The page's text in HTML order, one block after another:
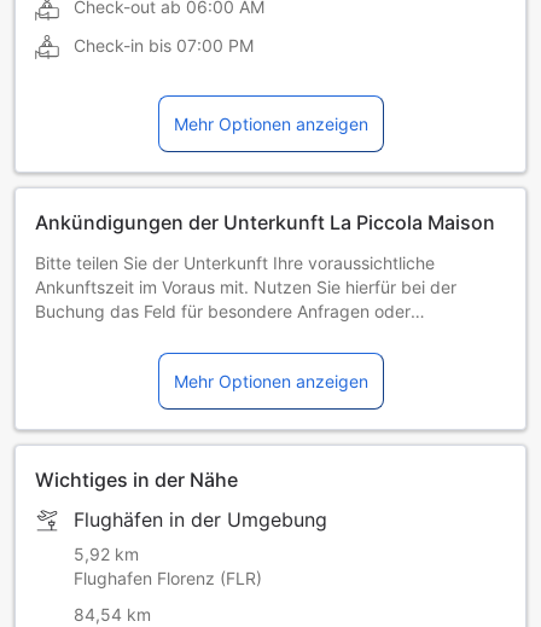
Check-out ab 06:00 AM
Check-in bis 07:00 PM
Mehr Optionen anzeigen
Ankündigungen der Unterkunft La Piccola Maison
Bitte teilen Sie der Unterkunft Ihre voraussichtliche
Ankunftszeit im Voraus mit. Nutzen Sie hierfür bei der
Buchung das Feld für besondere Anfragen oder
sind weder Junggesellen-/Junggesellinnenabschiede noch
ähnliche Feiern erlaubt.Mehr Optionen anzeigen
Wichtiges in der Nähe
Flughäfen in der Umgebung
5,92 km
Flughafen Florenz (FLR)
84,54 km